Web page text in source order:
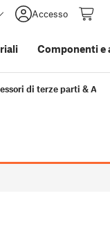
Accesso
Componenti e
di terze parti &